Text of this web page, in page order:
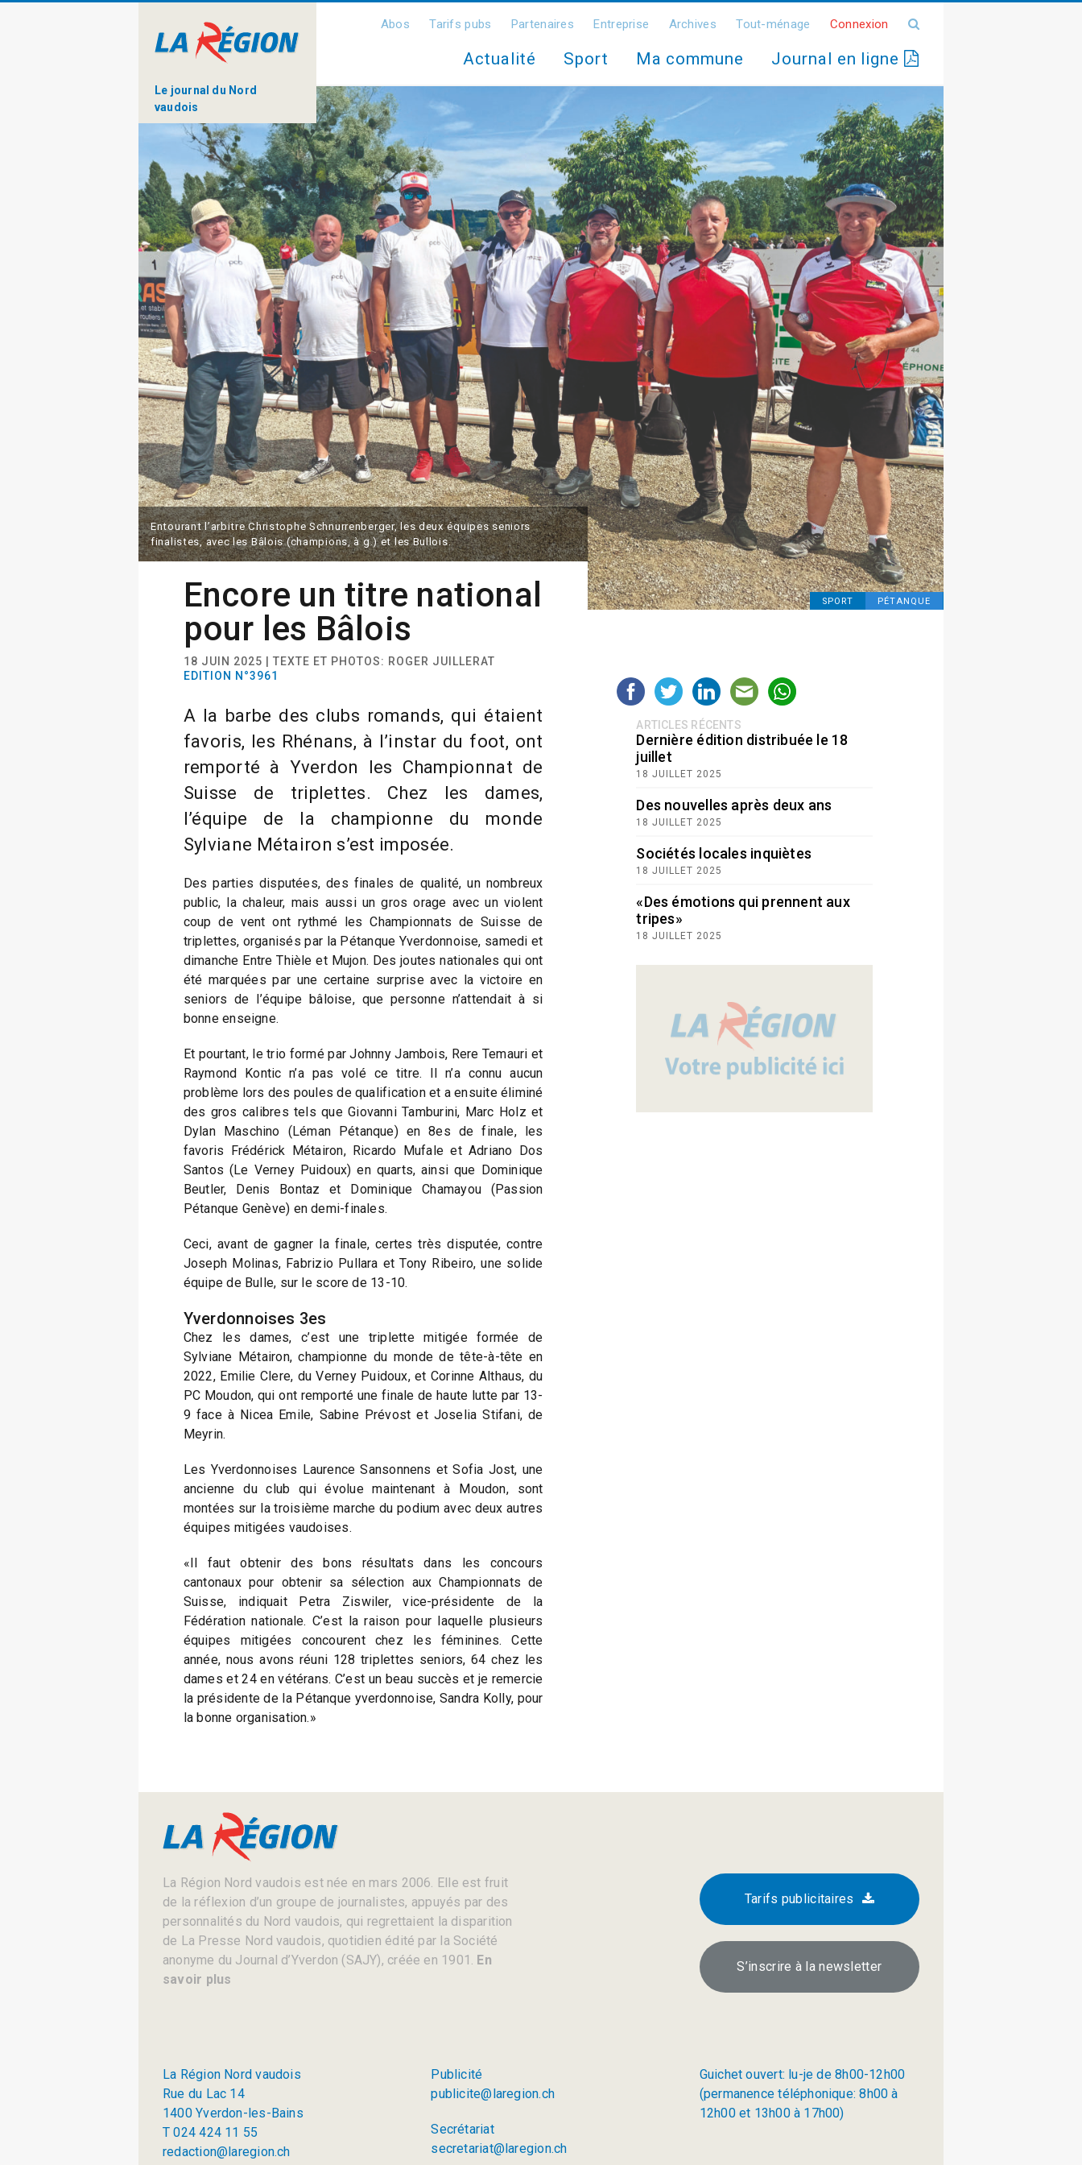
Le journal du Nord
vaudois
Abos Tarifs pubs Partenaires Entreprise Archives Tout-ménage Connexion
Actualité Sport Ma commune Journal en ligne
SPORT PÉTANQUE
Entourant l’arbitre Christophe Schnurrenberger, les deux équipes seniors
finalistes, avec les Bâlois (champions, à g.) et les Bullois.
Encore un titre national
pour les Bâlois
18 JUIN 2025 | TEXTE ET PHOTOS: ROGER JUILLERAT
EDITION N°3961
A la barbe des clubs romands, qui étaient
favoris, les Rhénans, à l’instar du foot, ont
remporté à Yverdon les Championnat de
Suisse de triplettes. Chez les dames,
l’équipe de la championne du monde
Sylviane Métairon s’est imposée.
Des parties disputées, des finales de qualité, un nombreux
public, la chaleur, mais aussi un gros orage avec un violent
coup de vent ont rythmé les Championnats de Suisse de
triplettes, organisés par la Pétanque Yverdonnoise, samedi et
dimanche Entre Thièle et Mujon. Des joutes nationales qui ont
été marquées par une certaine surprise avec la victoire en
seniors de l’équipe bâloise, que personne n’attendait à si
bonne enseigne.
Et pourtant, le trio formé par Johnny Jambois, Rere Temauri et
Raymond Kontic n’a pas volé ce titre. Il n’a connu aucun
problème lors des poules de qualification et a ensuite éliminé
des gros calibres tels que Giovanni Tamburini, Marc Holz et
Dylan Maschino (Léman Pétanque) en 8es de finale, les
favoris Frédérick Métairon, Ricardo Mufale et Adriano Dos
Santos (Le Verney Puidoux) en quarts, ainsi que Dominique
Beutler, Denis Bontaz et Dominique Chamayou (Passion
Pétanque Genève) en demi-finales.
Ceci, avant de gagner la finale, certes très disputée, contre
Joseph Molinas, Fabrizio Pullara et Tony Ribeiro, une solide
équipe de Bulle, sur le score de 13-10.
Yverdonnoises 3es
Chez les dames, c’est une triplette mitigée formée de
Sylviane Métairon, championne du monde de tête-à-tête en
2022, Emilie Clere, du Verney Puidoux, et Corinne Althaus, du
PC Moudon, qui ont remporté une finale de haute lutte par 13-
9 face à Nicea Emile, Sabine Prévost et Joselia Stifani, de
Meyrin.
Les Yverdonnoises Laurence Sansonnens et Sofia Jost, une
ancienne du club qui évolue maintenant à Moudon, sont
montées sur la troisième marche du podium avec deux autres
équipes mitigées vaudoises.
«Il faut obtenir des bons résultats dans les concours
cantonaux pour obtenir sa sélection aux Championnats de
Suisse, indiquait Petra Ziswiler, vice-présidente de la
Fédération nationale. C’est la raison pour laquelle plusieurs
équipes mitigées concourent chez les féminines. Cette
année, nous avons réuni 128 triplettes seniors, 64 chez les
dames et 24 en vétérans. C’est un beau succès et je remercie
la présidente de la Pétanque yverdonnoise, Sandra Kolly, pour
la bonne organisation.»
ARTICLES RÉCENTS
Dernière édition distribuée le 18
juillet
18 JUILLET 2025
Des nouvelles après deux ans
18 JUILLET 2025
Sociétés locales inquiètes
18 JUILLET 2025
«Des émotions qui prennent aux
tripes»
18 JUILLET 2025
La Région Nord vaudois est née en mars 2006. Elle est fruit
de la réflexion d’un groupe de journalistes, appuyés par des
personnalités du Nord vaudois, qui regrettaient la disparition
de La Presse Nord vaudois, quotidien édité par la Société
anonyme du Journal d’Yverdon (SAJY), créée en 1901. En
savoir plus
Tarifs publicitaires
S’inscrire à la newsletter
La Région Nord vaudois
Rue du Lac 14
1400 Yverdon-les-Bains
T 024 424 11 55
redaction@laregion.ch
Publicité
publicite@laregion.ch
Secrétariat
secretariat@laregion.ch
Guichet ouvert: lu-je de 8h00-12h00
(permanence téléphonique: 8h00 à
12h00 et 13h00 à 17h00)